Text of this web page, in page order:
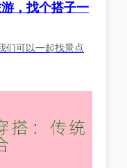
，找个搭子一
们可以一起找景点